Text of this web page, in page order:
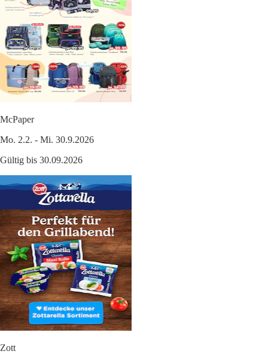
McPaper
Mo. 2.2. - Mi. 30.9.2026
Gültig bis 30.09.2026
Zott